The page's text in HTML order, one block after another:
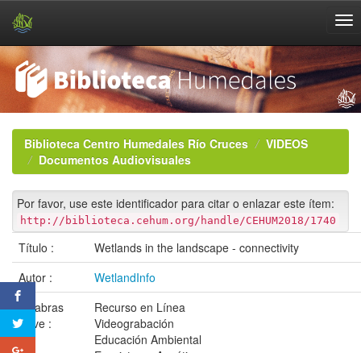
navigationBiblioteca Centro Humedales Río Cruces
VIDEOS
Documentos Audiovisuales
Por favor, use este identificador para citar o enlazar este ítem:
http://biblioteca.cehum.org/handle/CEHUM2018/1740
Título :
Wetlands in the landscape - connectivity
Autor :
WetlandInfo
Palabras
clave :
Recurso en Línea
Videograbación
Educación Ambiental